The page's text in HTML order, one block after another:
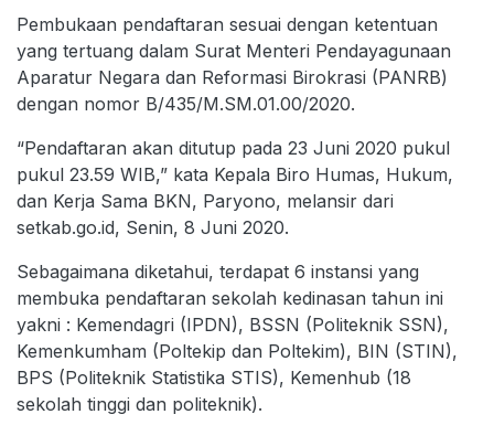
Pembukaan pendaftaran sesuai dengan ketentuan
yang tertuang dalam Surat Menteri Pendayagunaan
Aparatur Negara dan Reformasi Birokrasi (PANRB)
dengan nomor B/435/M.SM.01.00/2020.
“Pendaftaran akan ditutup pada 23 Juni 2020 pukul
pukul 23.59 WIB,” kata Kepala Biro Humas, Hukum,
dan Kerja Sama BKN, Paryono, melansir dari
setkab.go.id, Senin, 8 Juni 2020.
Sebagaimana diketahui, terdapat 6 instansi yang
membuka pendaftaran sekolah kedinasan tahun ini
yakni : Kemendagri (IPDN), BSSN (Politeknik SSN),
Kemenkumham (Poltekip dan Poltekim), BIN (STIN),
BPS (Politeknik Statistika STIS), Kemenhub (18
sekolah tinggi dan politeknik).